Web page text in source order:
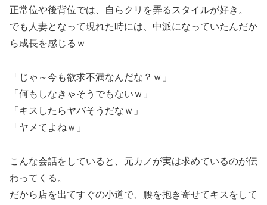
正常位や後背位では、自らクリを弄るスタイルが好き。
でも人妻となって現れた時には、中派になっていたんだか
ら成長を感じるｗ
「じゃ～今も欲求不満なんだな？ｗ」
「何もしなきゃそうでもないｗ」
「キスしたらヤバそうだなｗ」
「ヤメてよねｗ」
こんな会話をしていると、元カノが実は求めているのが伝
わってくる。
だから店を出てすぐの小道で、腰を抱き寄せてキスをして